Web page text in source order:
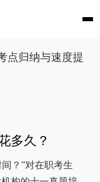
点归纳与速度提
多久？
？”对在职考生